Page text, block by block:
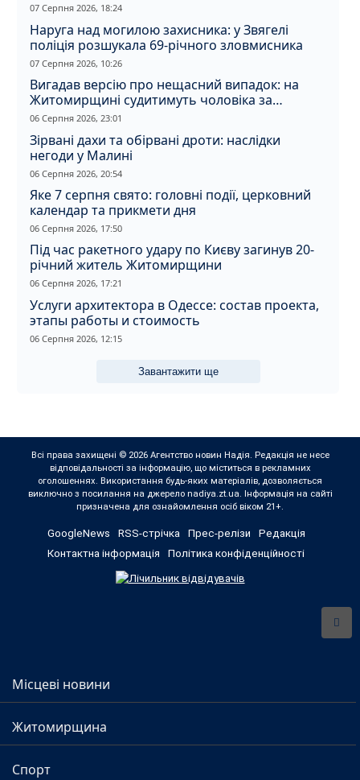
07 Серпня 2026, 18:24
Наруга над могилою захисника: у Звягелі
поліція розшукала 69-річного зловмисника
07 Серпня 2026, 10:26
Вигадав версію про нещасний випадок: на
Житомирщині судитимуть чоловіка за
вбивство співмешканки
06 Серпня 2026, 23:01
Зірвані дахи та обірвані дроти: наслідки
негоди у Малині
06 Серпня 2026, 20:54
Яке 7 серпня свято: головні події, церковний
календар та прикмети дня
06 Серпня 2026, 17:50
Під час ракетного удару по Києву загинув 20-
річний житель Житомирщини
06 Серпня 2026, 17:21
Услуги архитектора в Одессе: состав проекта,
этапы работы и стоимость
06 Серпня 2026, 12:15
Завантажити ще
Всі права захищені © 2026 Агентство новин Надія. Редакція не несе
відповідальності за інформацію, що міститься в рекламних
оголошеннях. Використання будь-яких матеріалів, дозволяється
виключно з посилання на джерело nadiya.zt.ua. Інформація на сайті
призначена для ознайомлення осіб віком 21+.
GoogleNews RSS-стрічка Прес-релізи
Редакція
Контактна інформація
Політика конфіденційності
Місцеві новини
Житомирщина
Спорт